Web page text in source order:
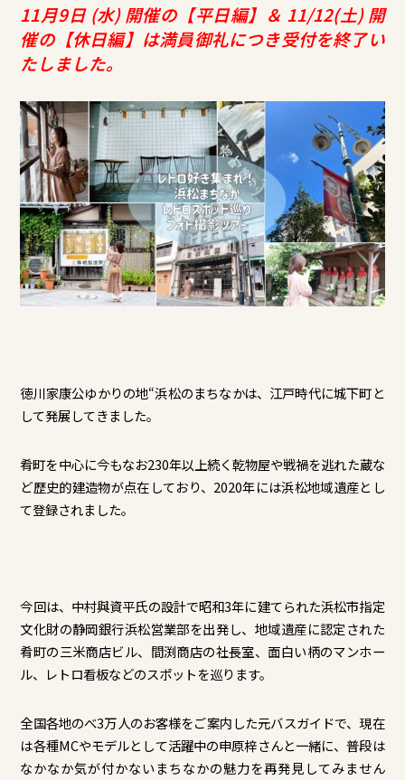
11月9日 (水) 開催の【平日編】＆ 11/12(土) 開
催の【休日編】は満員御礼につき受付を終了い
たしました。
徳川家康公ゆかりの地“浜松のまちなかは、江戸時代に城下町と
して発展してきました。
肴町を中心に今もなお230年以上続く乾物屋や戦禍を逃れた蔵な
ど歴史的建造物が点在しており、2020年には浜松地域遺産とし
て登録されました。
今回は、中村與資平氏の設計で昭和3年に建てられた浜松市指定
文化財の静岡銀行浜松営業部を出発し、地域遺産に認定された
肴町の三米商店ビル、間渕商店の社長室、面白い柄のマンホー
ル、レトロ看板などのスポットを巡ります。
全国各地のべ3万人のお客様をご案内した元バスガイドで、現在
は各種MCやモデルとして活躍中の申原梓さんと一緒に、普段は
なかなか気が付かないまちなかの魅力を再発見してみません